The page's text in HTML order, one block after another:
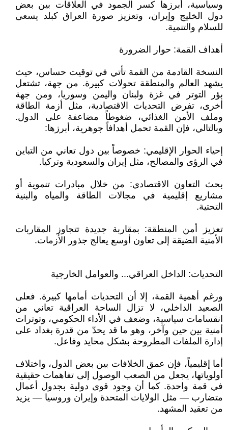
وسياسية، أبرزها كسر الجمود في العلاقات بين بعض
دول الخليج وإيران، وتعزيز صورة العراق كبلد يسعى
للسلام والتنمية.
أهداف القمة: حوار الضرورة
النسخة القادمة من القمة تأتي في توقيت حساس، حيث
يشهد العالم والمنطقة تحولات كبيرة. من جهة، تشتعل
بؤر التوتر في غزة ولبنان واليمن وسوريا، ومن جهة
أخرى، تفرض التحديات الاقتصادية، مثل أزمة الطاقة
وملف الأمن الغذائي، ضغوطاً مضاعفة على الدول.
وبالتالي، فإن القمة تحمل أهدافاً جوهرية، أبرزها:
إحياء الحوار الإقليمي: خصوصاً بين دول تعاني من التباين
في الرؤى والمصالح، مثل إيران والسعودية وتركيا.
بحث التعاون الاقتصادي: من خلال مبادرات تنموية أو
مشاريع إقليمية في مجالات الطاقة والمياه والبنية
التحتية.
تعزيز أمن المنطقة: بمقاربة جديدة تتجاوز المقاربات
الأمنية الضيقة إلى تعاون أوسع يعالج جذور الأزمات.
التحديات: الداخل العراقي... والعوامل الخارجية
ورغم أهمية القمة، إلا أن التحديات أمامها كبيرة. فعلى
الصعيد الداخلي، لا تزال الساحة العراقية تعاني من
انقسامات سياسية، وضعف في الأداء الحكومي، وتوترات
أمنية بين حين وآخر، وهو ما قد يحدّ من قدرة بغداد على
إدارة الملفات المطروحة بشكل محايد وفاعل.
أما إقليمياً، فإن عمق الخلافات بين بعض الدول، واختلاف
أولوياتها، يجعل من الصعب الوصول إلى تفاهمات حقيقية
في قمة واحدة. كما أن وجود قوى دولية بجدول أعمال
متضارب — مثل الولايات المتحدة وإيران وروسيا — يزيد
من تعقيد المشهد.